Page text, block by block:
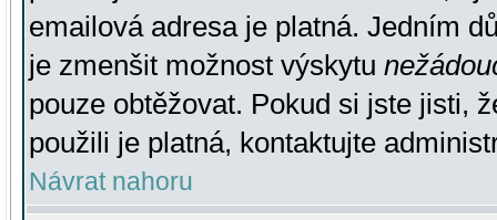
emailová adresa je platná. Jedním
je zmenšit možnost výskytu
pouze obtěžovat. Pokud si jste jisti,
použili je platná, kontaktujte
Návrat nahoru